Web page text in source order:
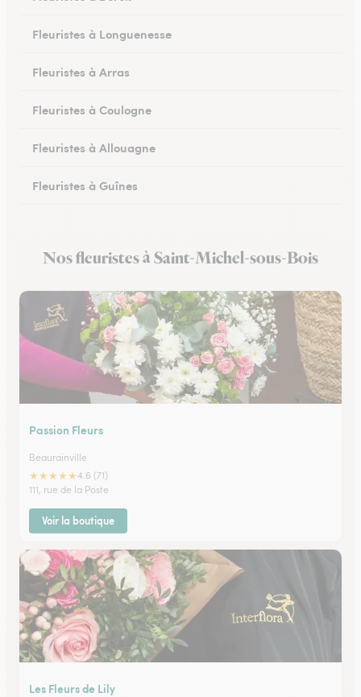
Fleuristes à Longuenesse
Fleuristes à Arras
Fleuristes à Coulogne
Fleuristes à Allouagne
Fleuristes à Guînes
Fleuristes à Rang-du-Fliers
Nos fleuristes à Saint-Michel-sous-Bois
Passion Fleurs
Beaurainville
★★★★★4.6 (71)
111, rue de la Poste
Voir la boutique
Les Fleurs de Lily